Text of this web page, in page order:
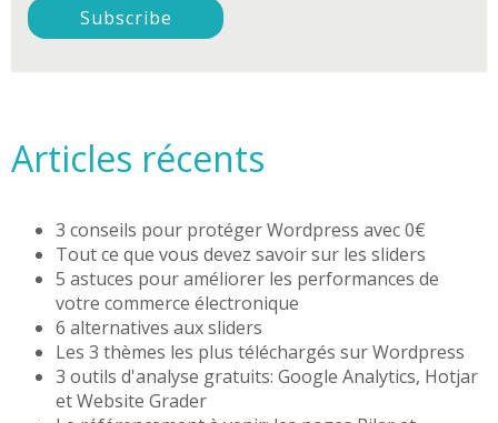
Articles récents
3 conseils pour protéger Wordpress avec 0€
Tout ce que vous devez savoir sur les sliders
5 astuces pour améliorer les performances de
votre commerce électronique
6 alternatives aux sliders
Les 3 thèmes les plus téléchargés sur Wordpress
3 outils d'analyse gratuits: Google Analytics, Hotjar
et Website Grader